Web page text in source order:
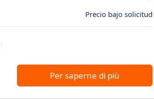
Precio bajo solicitud
Per saperne di più